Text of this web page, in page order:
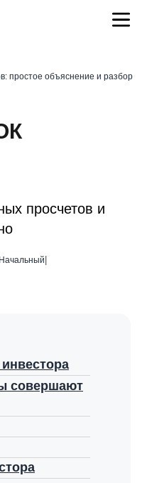
простое объяснение и разбор
просчетов и
совершают